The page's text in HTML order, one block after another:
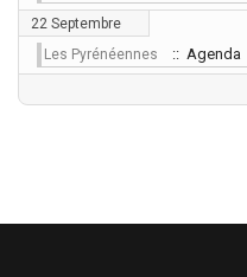
22 Septembre
Les Pyrénéennes
:: Agenda